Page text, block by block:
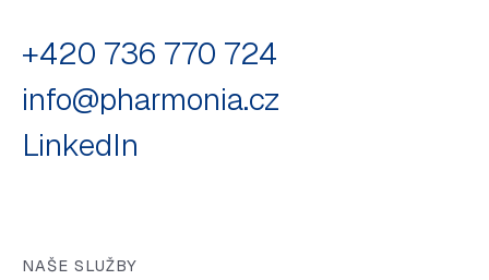
+420 736 770 724
info@pharmonia.cz
LinkedIn
NAŠE SLUŽBY